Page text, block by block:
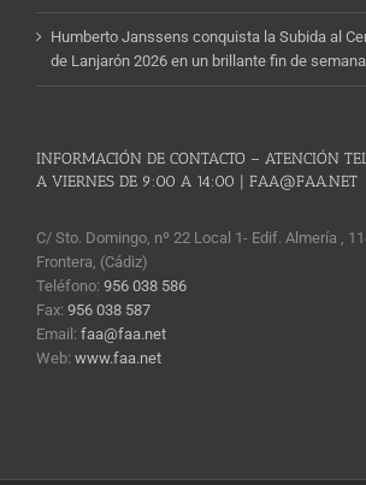
Humberto Janssens conquista la Subida al
de Lanjarón 2026 en un brillante fin de
INFORMACIÓN DE CONTACTO – ATENCIÓN
A VIERNES DE 9:00 A 14:00 | FAA@FAA.NET
C/ Sto. Domingo, nº 22 Local 1- Edif. Almería ,
Frontera, (Cádiz)
Teléfono: 956 038 586
Fax: 956 038 587
Email: faa@faa.net
Web: www.faa.net